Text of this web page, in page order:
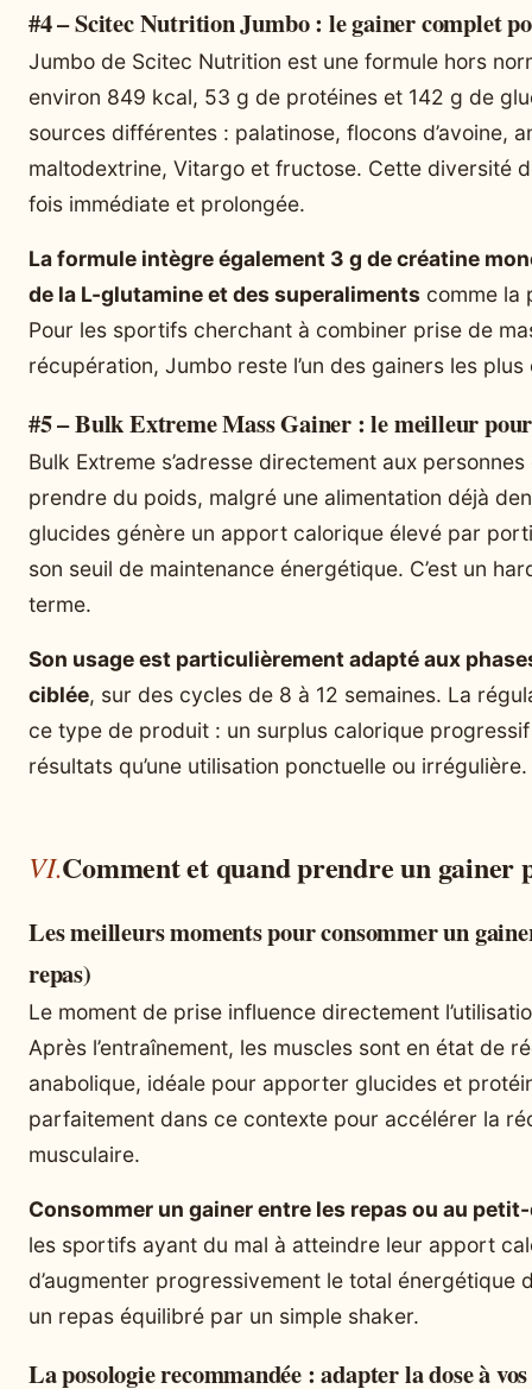
#4 – Scitec Nutrition Jumbo : le gainer complet
Jumbo de Scitec Nutrition est une formule hors
environ 849 kcal, 53 g de protéines et 142 g de
sources différentes : palatinose, flocons d’avoine,
maltodextrine, Vitargo et fructose. Cette diversité
fois immédiate et prolongée.
La formule intègre également 3 g de créatine
de la L-glutamine et des superaliments comme la
Pour les sportifs cherchant à combiner prise de
récupération, Jumbo reste l’un des gainers les
#5 – Bulk Extreme Mass Gainer : le meilleur
Bulk Extreme s’adresse directement aux
prendre du poids, malgré une alimentation déjà
glucides génère un apport calorique élevé par
son seuil de maintenance énergétique. C’est un
terme.
Son usage est particulièrement adapté aux
ciblée, sur des cycles de 8 à 12 semaines. La
ce type de produit : un surplus calorique
résultats qu’une utilisation ponctuelle ou irrégulière.
Comment et quand prendre un gainer
Les meilleurs moments pour consommer un
repas)
Le moment de prise influence directement
Après l’entraînement, les muscles sont en état de
anabolique, idéale pour apporter glucides et
parfaitement dans ce contexte pour accélérer la
musculaire.
Consommer un gainer entre les repas ou au
les sportifs ayant du mal à atteindre leur apport
d’augmenter progressivement le total énergétique
un repas équilibré par un simple shaker.
La posologie recommandée : adapter la dose à